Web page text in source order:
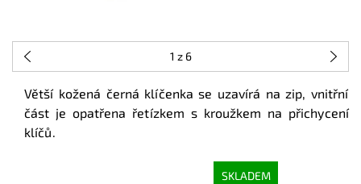
1 z 6
Větší kožená černá klíčenka se uzavírá na zip, vnitřní
část je opatřena řetízkem s kroužkem na přichycení
klíčů.
SKLADEM